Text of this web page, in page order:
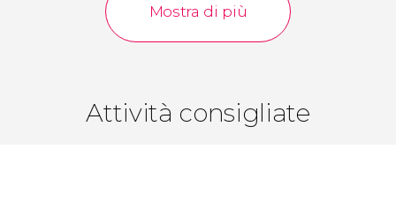
Mostra di più
Attività consigliate